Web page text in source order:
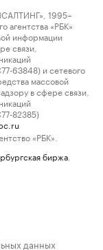
1995–
«РБК»
информации
связи,
63848) и сетевого
массовой
в сфере связи,
82385)
«РБК».
биржа
данных